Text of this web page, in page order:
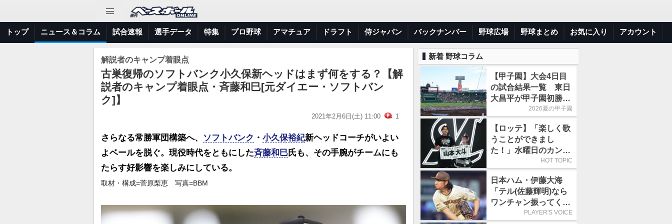
トップ ニュース＆コラム 試合速報 選手データ 特集 プロ野球 アマチュア ドラフト 侍ジャパン バックナンバー 野球広場 野球まとめ お気に入り アカウント
解説者のキャンプ着眼点
古巣復帰のソフトバンク小久保新ヘッドはまず何をする？【解
説者のキャンプ着眼点・斉藤和巳[元ダイエー・ソフトバン
ク]】
2021年2月6日(土) 11:00 1
さらなる常勝軍団構築へ、 ソフトバンク ・ 小久保裕紀新ヘッドコーチがいよい
よベールを脱ぐ。現役時代をともにした斉藤和巳氏も、その手腕がチームにも
たらす好影響を楽しみにしている。
取材・構成=菅原梨恵 写真=BBM
新着 野球コラム
【甲子園】大会4日目
の試合結果一覧 東日
大昌平が甲子園初勝
利、青森山田は1点差
2026夏の甲子園
【ロッテ】「楽しく歌
うことができまし
た！」水曜日のカンパ
ネラ、8月8日のオリッ
に来場
HOT TOPIC
日本ハム・伊藤大海
「テル(佐藤輝明)なら
ワンチャン振ってくれ
るかなと思って超スロ
PLAYER'S VOICE